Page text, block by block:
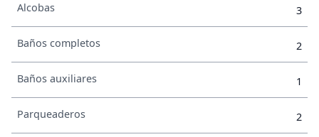
Alcobas 3
Baños completos 2
Baños auxiliares 1
Parqueaderos 2